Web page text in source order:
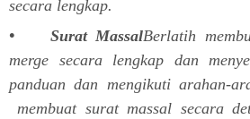
secara lengkap.
• Surat MassalBerlatih
merge secara lengkap dan
panduan dan mengikuti arahan-
membuat surat massal secara